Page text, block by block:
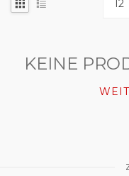
KEINE